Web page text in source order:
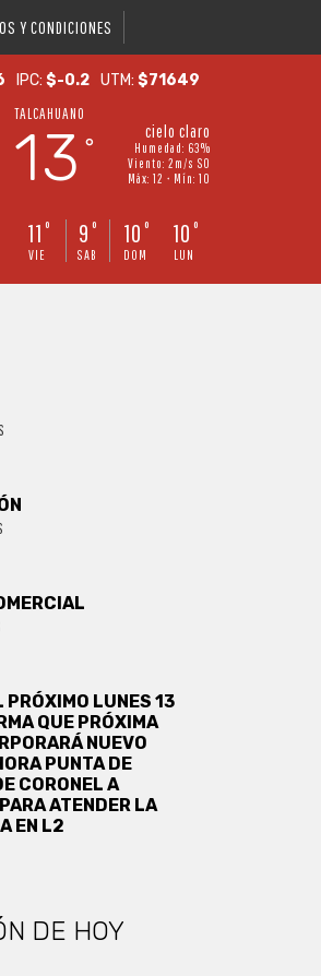
Y CONDICIONES
IPC:$-0.2 UTM:$71649
TALCAHUANO
13 °
cielo claro
Humedad: 63%
Viento: 2m/s SO
Máx: 12 • Mín: 10
11 °
VIE
9 °
SAB
10 °
DOM
10 °
LUN
PRÓXIMO LUNES 13
QUE PRÓXIMA
NUEVO
PUNTA DE
CORONEL A
ATENDER LA
EN L2
DE HOY